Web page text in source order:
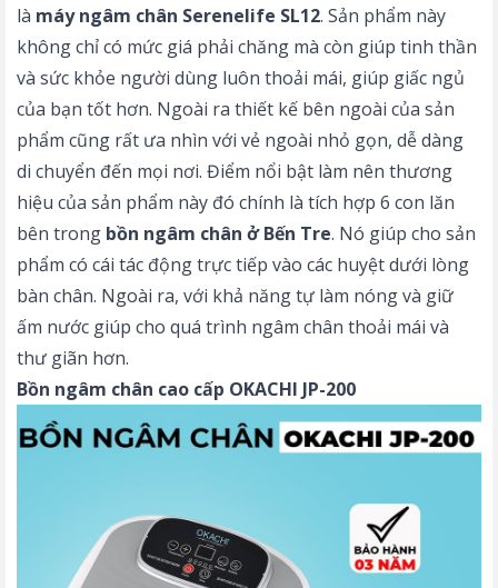
là máy ngâm chân Serenelife SL12. Sản phẩm này
không chỉ có mức giá phải chăng mà còn giúp tinh thần
và sức khỏe người dùng luôn thoải mái, giúp giấc ngủ
của bạn tốt hơn. Ngoài ra thiết kế bên ngoài của sản
phẩm cũng rất ưa nhìn với vẻ ngoài nhỏ gọn, dễ dàng
di chuyển đến mọi nơi. Điểm nổi bật làm nên thương
hiệu của sản phẩm này đó chính là tích hợp 6 con lăn
bên trong bồn ngâm chân ở Bến Tre. Nó giúp cho sản
phẩm có cái tác động trực tiếp vào các huyệt dưới lòng
bàn chân. Ngoài ra, với khả năng tự làm nóng và giữ
ấm nước giúp cho quá trình ngâm chân thoải mái và
thư giãn hơn.
Bồn ngâm chân cao cấp OKACHI JP-200